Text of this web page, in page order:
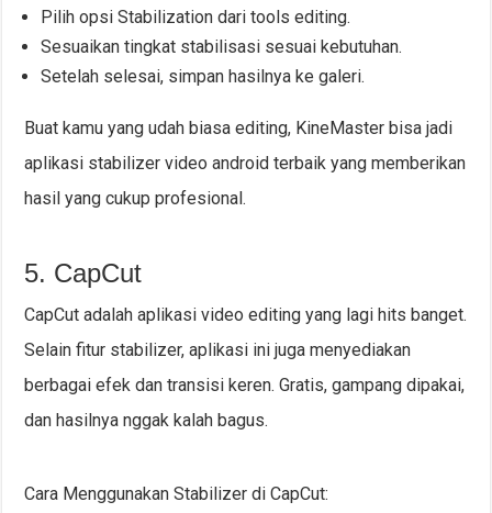
Pilih opsi Stabilization dari tools editing.
Sesuaikan tingkat stabilisasi sesuai kebutuhan.
Setelah selesai, simpan hasilnya ke galeri.
Buat kamu yang udah biasa editing, KineMaster bisa jadi
aplikasi stabilizer video android terbaik yang memberikan
hasil yang cukup profesional.
5. CapCut
CapCut adalah aplikasi video editing yang lagi hits banget.
Selain fitur stabilizer, aplikasi ini juga menyediakan
berbagai efek dan transisi keren. Gratis, gampang dipakai,
dan hasilnya nggak kalah bagus.
Cara Menggunakan Stabilizer di CapCut: